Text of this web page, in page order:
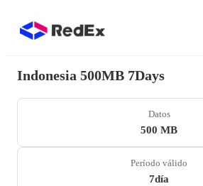
Indonesia 500MB 7Days
Datos
500 MB
Período válido
7día